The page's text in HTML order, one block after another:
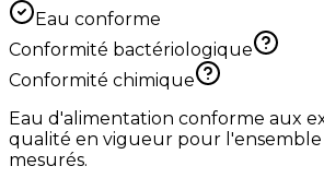
Eau conforme
Conformité bactériologique
Conformité chimique
Eau d'alimentation conforme aux
qualité en vigueur pour l'ensemble
mesurés.